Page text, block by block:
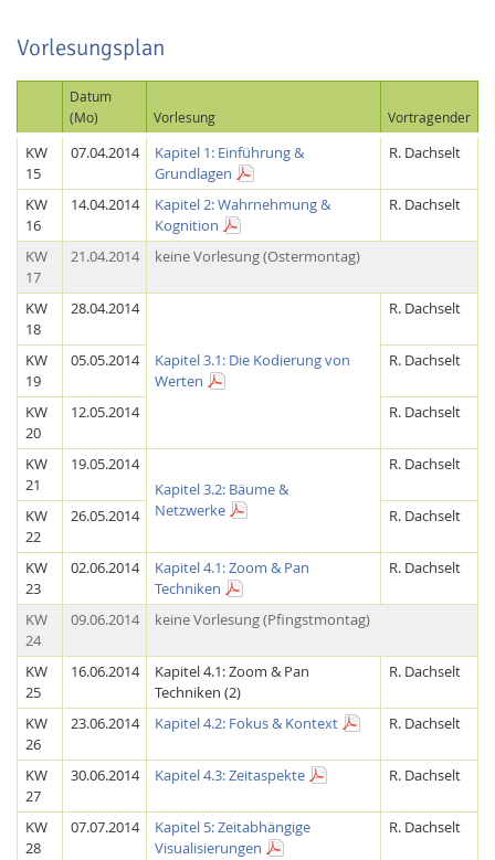
Feeds
Vorlesungsplan
Datum
(Mo)
Vorlesung Vortragender
KW
15
07.04.2014
Kapitel 1: Einführung &
Grundlagen
R. Dachselt
KW
16
14.04.2014
Kapitel 2: Wahrnehmung &
Kognition
R. Dachselt
KW
17
21.04.2014 keine Vorlesung (Ostermontag)
KW
18
28.04.2014
Kapitel 3.1: Die Kodierung von
Werten
R. Dachselt
KW
19
05.05.2014 R. Dachselt
KW
20
12.05.2014 R. Dachselt
KW
21
19.05.2014
Kapitel 3.2: Bäume &
Netzwerke
R. Dachselt
KW
22
26.05.2014 R. Dachselt
KW
23
02.06.2014
Kapitel 4.1: Zoom & Pan
Techniken
R. Dachselt
KW
24
09.06.2014 keine Vorlesung (Pfingstmontag)
KW
25
16.06.2014
Kapitel 4.1: Zoom & Pan
Techniken (2)
R. Dachselt
KW
26
23.06.2014 Kapitel 4.2: Fokus & Kontext R. Dachselt
KW
27
30.06.2014 Kapitel 4.3: Zeitaspekte R. Dachselt
KW
28
07.07.2014
Kapitel 5: Zeitabhängige
Visualisierungen
R. Dachselt